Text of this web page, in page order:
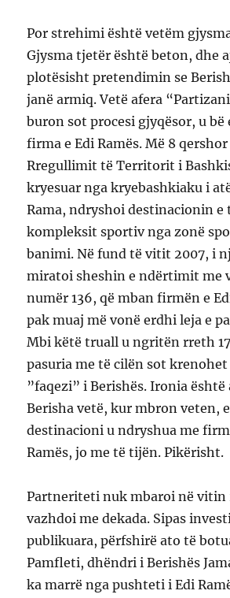
Por strehimi është vetëm
Gjysma tjetër është beton, dhe
plotësisht pretendimin se
janë armiq. Vetë afera
buron sot procesi gjyqësor, u bë
firma e Edi Ramës. Më 8
Rregullimit të Territorit i
kryesuar nga kryebashkiaku i
Rama, ndryshoi destinacionin
kompleksit sportiv nga zonë
banimi. Në fund të vitit 2007, i
miratoi sheshin e ndërtimit me
numër 136, që mban firmën e
pak muaj më vonë erdhi leja e
Mbi këtë truall u ngritën rreth
pasuria me të cilën sot
”faqezi” i Berishës. Ironia është
Berisha vetë, kur mbron veten,
destinacioni u ndryshua me
Ramës, jo me të tijën. Pikërisht.
Partneriteti nuk mbaroi në vitin
vazhdoi me dekada. Sipas
publikuara, përfshirë ato të
Pamfleti, dhëndri i Berishës
ka marrë nga pushteti i Edi